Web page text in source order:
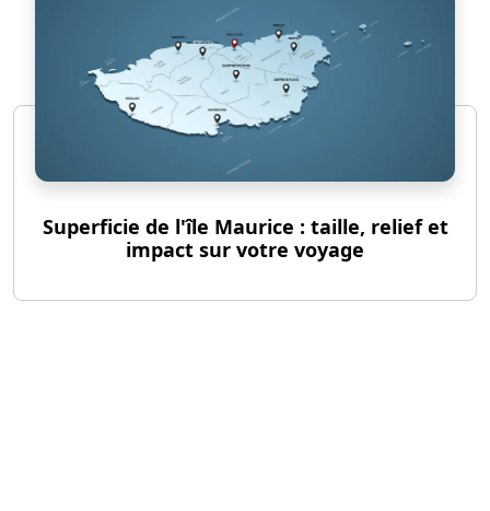
Superficie de l'île Maurice : taille, relief et
impact sur votre voyage